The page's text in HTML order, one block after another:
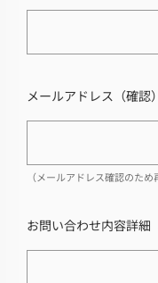
メールアドレス（確認）
（メールアドレス確認のた
お問い合わせ内容詳細